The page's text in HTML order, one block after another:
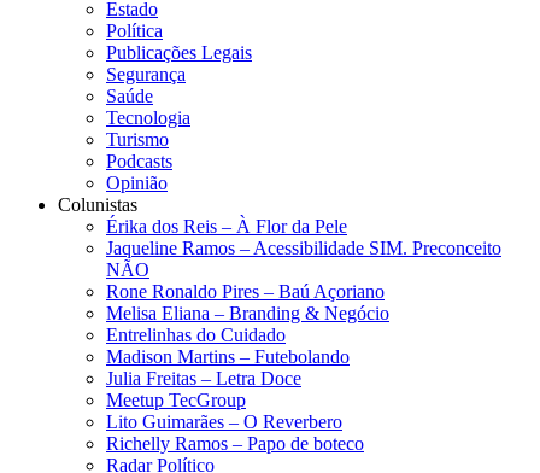
Estado
Política
Publicações Legais
Segurança
Saúde
Tecnologia
Turismo
Podcasts
Opinião
Colunistas
Érika dos Reis​ – À Flor da Pele
Jaqueline Ramos – Acessibilidade SIM. Preconceito
NÃO
Rone Ronaldo Pires – Baú Açoriano
Melisa Eliana – Branding & Negócio
Entrelinhas do Cuidado
Madison Martins – Futebolando
Julia Freitas​ – Letra Doce
Meetup TecGroup
Lito Guimarães – O Reverbero
Richelly Ramos​ – Papo de boteco
Radar Político